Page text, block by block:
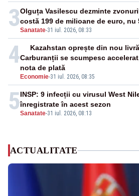
3Sanatate-31 iul. 2026, 08:33
Olguța Vasilescu dezminte
costă 199 de milioane de euro, nu
4
Economie-31 iul. 2026, 08:35
Kazahstan oprește din nou
Carburanții se scumpesc
nota de plată
5Sanatate-31 iul. 2026, 08:13
INSP: 9 infecții cu virusul West
înregistrate în acest sezon
ACTUALITATE